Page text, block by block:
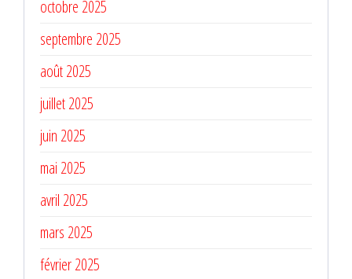
octobre 2025
septembre 2025
août 2025
juillet 2025
juin 2025
mai 2025
avril 2025
mars 2025
février 2025